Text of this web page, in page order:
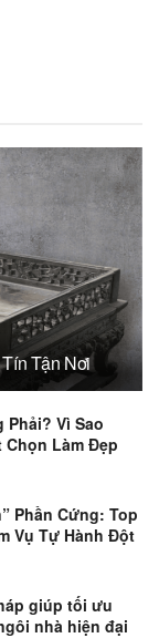
Tận Nơi
Vì Sao
Chọn Làm Đẹp
Phần Cứng: Top
Vụ Tự Hành Đột
giúp tối ưu
nhà hiện đại